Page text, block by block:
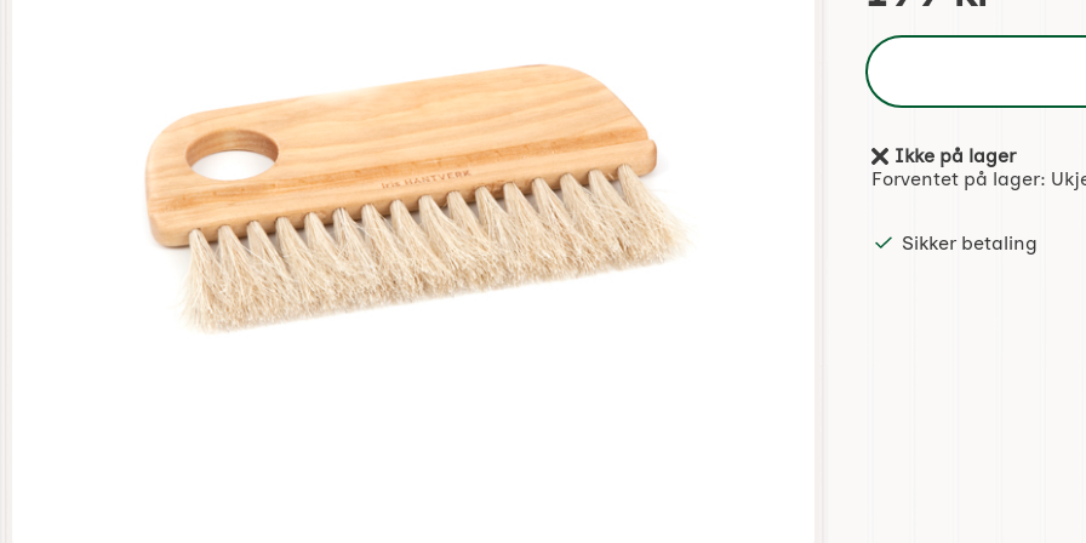
Produkttilgjengelighet:
Ikke på lager
Forventet på lager:
Sikker betaling